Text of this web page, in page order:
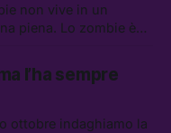
non vive in un
piena. Lo zombie è
l’ha sempre
ottobre indaghiamo la